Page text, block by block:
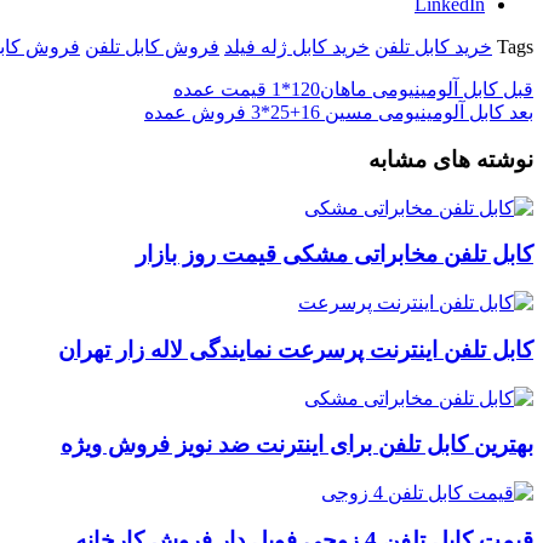
LinkedIn
Tags خرید کابل تلفن خرید کابل ژله فیلد فروش کابل تلفن فروش
قبل کابل آلومینیومی ماهان120*1 قیمت عمده
بعد کابل آلومینیومی مسین 16+25*3 فروش عمده
نوشته های مشابه
کابل تلفن مخابراتی مشکی قیمت روز بازار
کابل تلفن اینترنت پرسرعت نمایندگی لاله زار تهران
بهترین کابل تلفن برای اینترنت ضد نویز فروش ویژه